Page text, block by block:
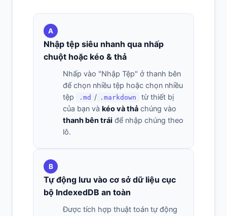
A
Nhập tệp siêu nhanh qua nhấp
chuột hoặc kéo & thả
Nhấp vào "Nhập Tệp" ở thanh bên
để chọn nhiều tệp hoặc chọn nhiều
tệp
.md / .markdown
từ thiết bị
của bạn và kéo và thả chúng vào
thanh bên trái để nhập chúng theo
lô.
B
Tự động lưu vào cơ sở dữ liệu cục
bộ IndexedDB an toàn
Được tích hợp thuật toán tự động